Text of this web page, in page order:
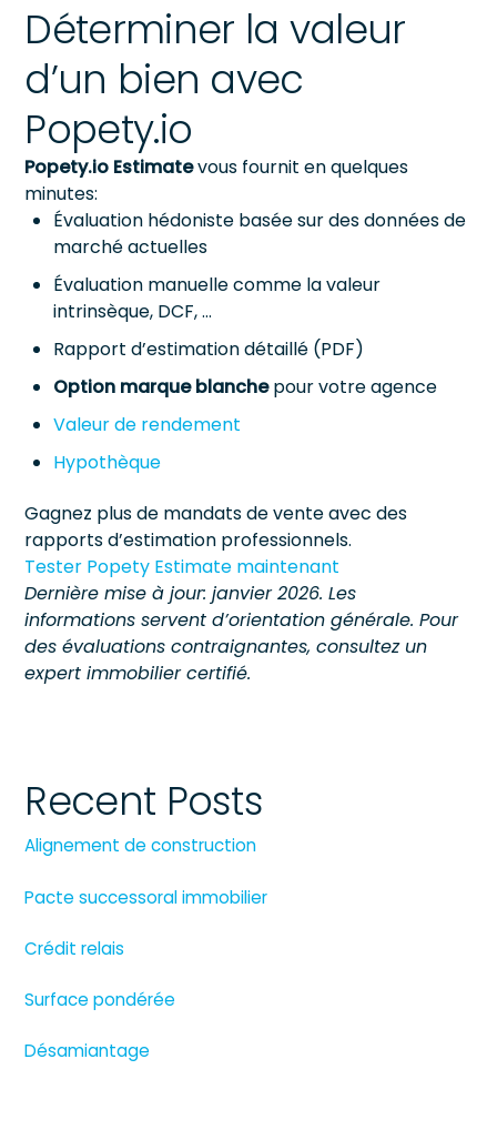
Déterminer la valeur
d’un bien avec
Popety.io
Popety.io Estimatevous fournit en quelques
minutes:
Évaluation hédoniste basée sur des données de
marché actuelles
Évaluation manuelle comme la valeur
intrinsèque, DCF, …
Rapport d’estimation détaillé (PDF)
Option marque blanchepour votre agence
Valeur de rendement
Hypothèque
Gagnez plus de mandats de vente avec des
rapports d’estimation professionnels.
Tester Popety Estimate maintenant
Dernière mise à jour: janvier 2026. Les
informations servent d’orientation générale. Pour
des évaluations contraignantes, consultez un
expert immobilier certifié.
Recent Posts
Alignement de construction
Pacte successoral immobilier
Crédit relais
Surface pondérée
Désamiantage